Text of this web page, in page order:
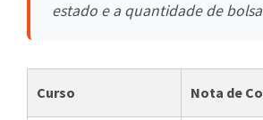
estado e a quantidade de
Curso Nota de